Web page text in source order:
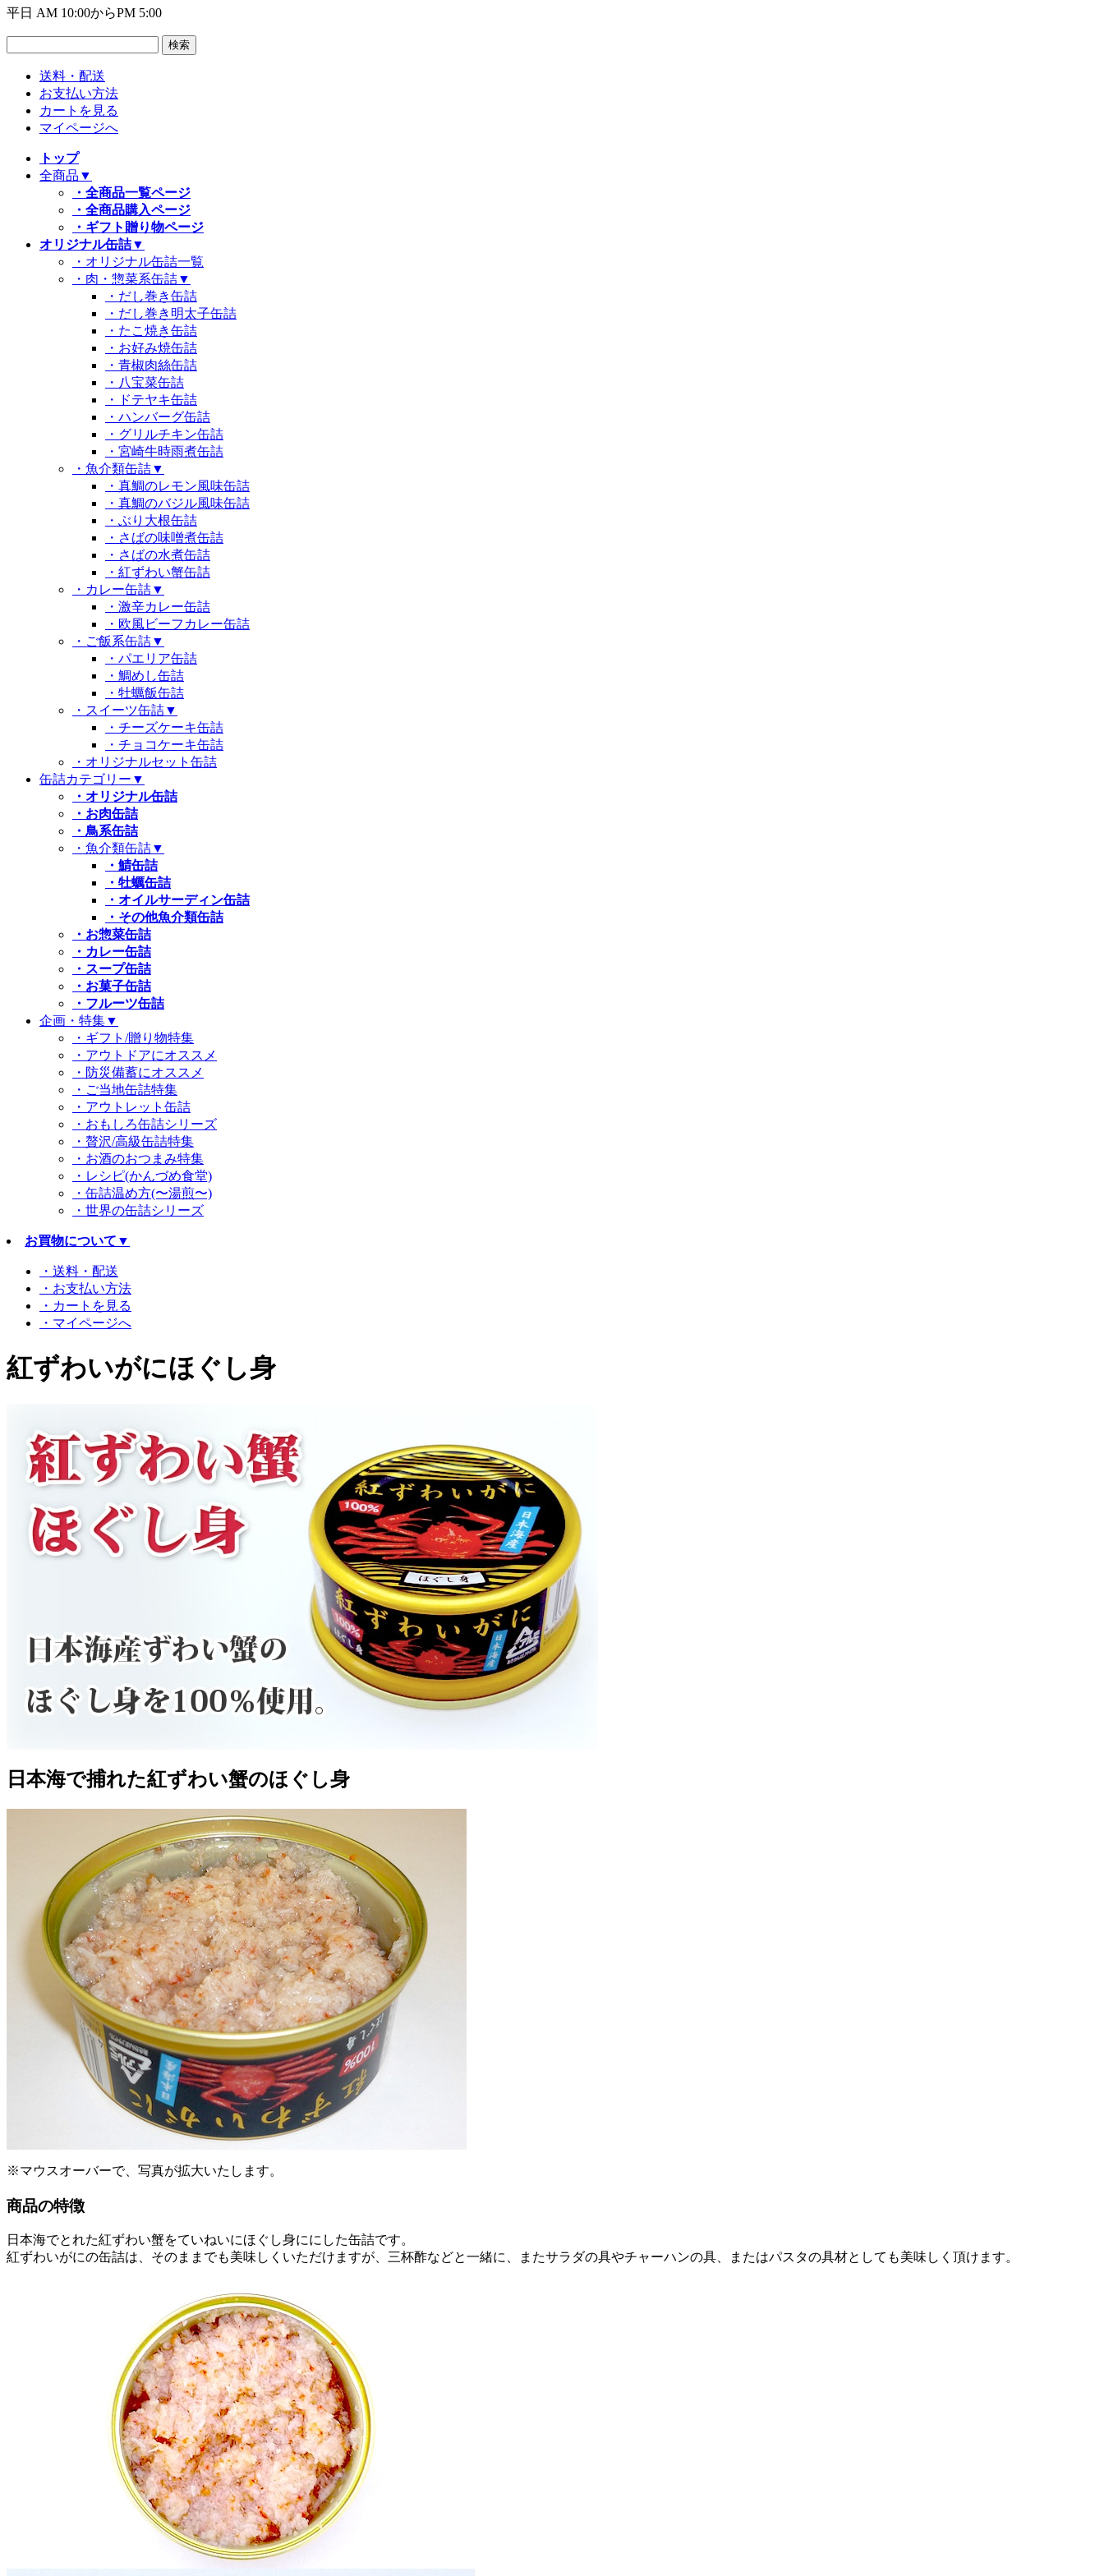
平日 AM 10:00からPM 5:00
送料・配送
お支払い方法
カートを見る
マイページへ
トップ
全商品 ▼
・全商品一覧ページ
・全商品購入ページ
・ギフト贈り物ページ
オリジナル缶詰▼
・オリジナル缶詰一覧
・肉・惣菜系缶詰▼
・だし巻き缶詰
・だし巻き明太子缶詰
・たこ焼き缶詰
・お好み焼缶詰
・青椒肉絲缶詰
・八宝菜缶詰
・ドテヤキ缶詰
・ハンバーグ缶詰
・グリルチキン缶詰
・宮崎牛時雨煮缶詰
・魚介類缶詰▼
・真鯛のレモン風味缶詰
・真鯛のバジル風味缶詰
・ぶり大根缶詰
・さばの味噌煮缶詰
・さばの水煮缶詰
・紅ずわい蟹缶詰
・カレー缶詰▼
・激辛カレー缶詰
・欧風ビーフカレー缶詰
・ご飯系缶詰▼
・パエリア缶詰
・鯛めし缶詰
・牡蠣飯缶詰
・スイーツ缶詰▼
・チーズケーキ缶詰
・チョコケーキ缶詰
・オリジナルセット缶詰
缶詰カテゴリー ▼
・オリジナル缶詰
・お肉缶詰
・鳥系缶詰
・魚介類缶詰▼
・鯖缶詰
・牡蠣缶詰
・オイルサーディン缶詰
・その他魚介類缶詰
・お惣菜缶詰
・カレー缶詰
・スープ缶詰
・お菓子缶詰
・フルーツ缶詰
企画・特集▼
・ギフト/贈り物特集
・アウトドアにオススメ
・防災備蓄にオススメ
・ご当地缶詰特集
・アウトレット缶詰
・おもしろ缶詰シリーズ
・贅沢/高級缶詰特集
・お酒のおつまみ特集
・レシピ(かんづめ食堂)
・缶詰温め方(〜湯煎〜)
・世界の缶詰シリーズ
お買物について ▼
・送料・配送
・お支払い方法
・カートを見る
・マイページへ
紅ずわいがにほぐし身
日本海で捕れた紅ずわい蟹のほぐし身
※マウスオーバーで、写真が拡大いたします。
商品の特徴
日本海でとれた紅ずわい蟹をていねいにほぐし身ににした缶詰です。
紅ずわいがにの缶詰は、そのままでも美味しくいただけますが、三杯酢などと一緒に、またサラダの具やチャーハンの具、またはパスタの具材としても美味しく頂けます。